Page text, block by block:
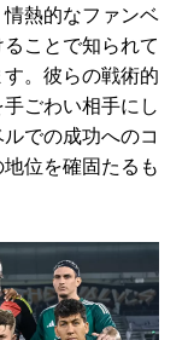
熱的なファンベ
ことで知られて
。彼らの戦術的
ごわい相手にし
での成功へのコ
位を確固たるも